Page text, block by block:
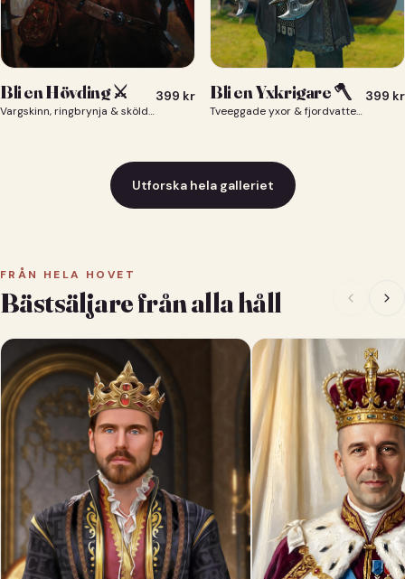
Bli en Hövding ⚔️
Vargskinn, ringbrynja & sköld — du som nordisk krigsherre ⚔️
399 kr Bli en Yxkrigare 🪓
Tveeggade yxor & fjordvatten bakom dig 🪓
399 kr
Utforska hela galleriet
FRÅN HELA HOVET
Bästsäljare från alla håll